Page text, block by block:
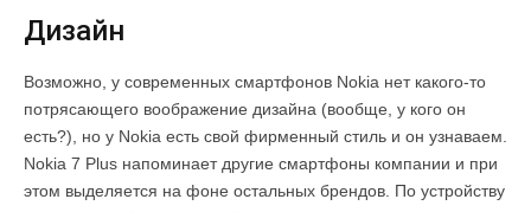
Дизайн
Возможно, у современных смартфонов Nokia нет какого-то
потрясающего воображение дизайна (вообще, у кого он
есть?), но у Nokia есть свой фирменный стиль и он узнаваем.
Nokia 7 Plus напоминает другие смартфоны компании и при
этом выделяется на фоне остальных брендов. По устройству